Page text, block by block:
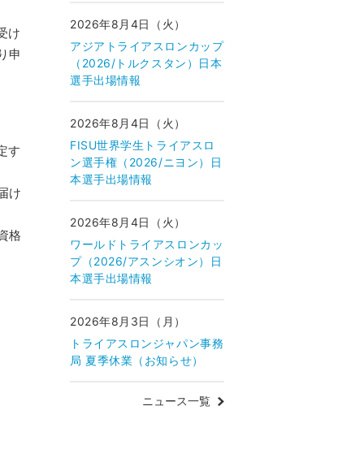
け
申
す
け
格
2026年8月4日（火）
アジアトライアスロンカップ
（2026/トルクスタン）日本
選手出場情報
2026年8月4日（火）
FISU世界学生トライアスロ
ン選手権（2026/ニヨン）日
本選手出場情報
2026年8月4日（火）
ワールドトライアスロンカッ
プ（2026/アスンシオン）日
本選手出場情報
2026年8月3日（月）
トライアスロンジャパン事務
局 夏季休業（お知らせ）
ニュース一覧